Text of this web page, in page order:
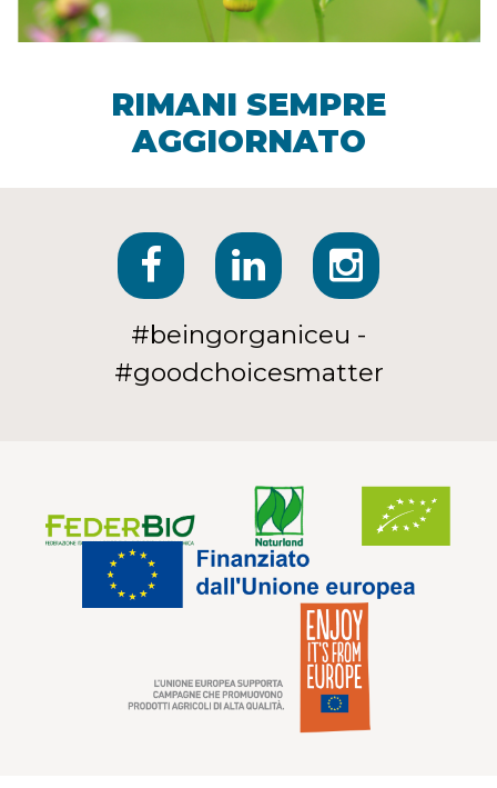
RIMANI SEMPRE
AGGIORNATO
#beingorganiceu -
#goodchoicesmatter